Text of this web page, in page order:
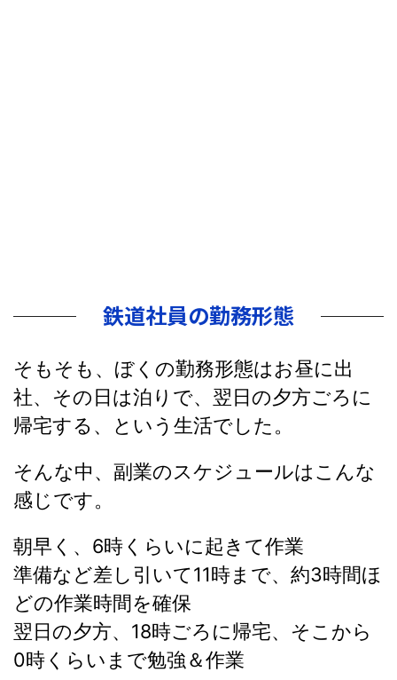
鉄道社員の勤務形態
そもそも、ぼくの勤務形態はお昼に出
社、その日は泊りで、翌日の夕方ごろに
帰宅する、という生活でした。
そんな中、副業のスケジュールはこんな
感じです。
朝早く、6時くらいに起きて作業
準備など差し引いて11時まで、約3時間ほ
どの作業時間を確保
翌日の夕方、18時ごろに帰宅、そこから
0時くらいまで勉強＆作業